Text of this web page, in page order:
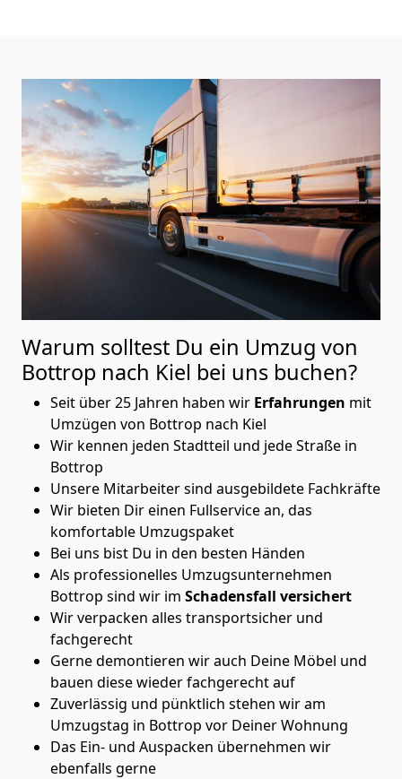
Warum solltest Du ein Umzug von
Bottrop nach Kiel bei uns buchen?
Seit über 25 Jahren haben wir Erfahrungen mit
Umzügen von Bottrop nach Kiel
Wir kennen jeden Stadtteil und jede Straße in
Bottrop
Unsere Mitarbeiter sind ausgebildete Fachkräfte
Wir bieten Dir einen Fullservice an, das
komfortable Umzugspaket
Bei uns bist Du in den besten Händen
Als professionelles Umzugsunternehmen
Bottrop sind wir im Schadensfall versichert
Wir verpacken alles transportsicher und
fachgerecht
Gerne demontieren wir auch Deine Möbel und
bauen diese wieder fachgerecht auf
Zuverlässig und pünktlich stehen wir am
Umzugstag in Bottrop vor Deiner Wohnung
Das Ein- und Auspacken übernehmen wir
ebenfalls gerne